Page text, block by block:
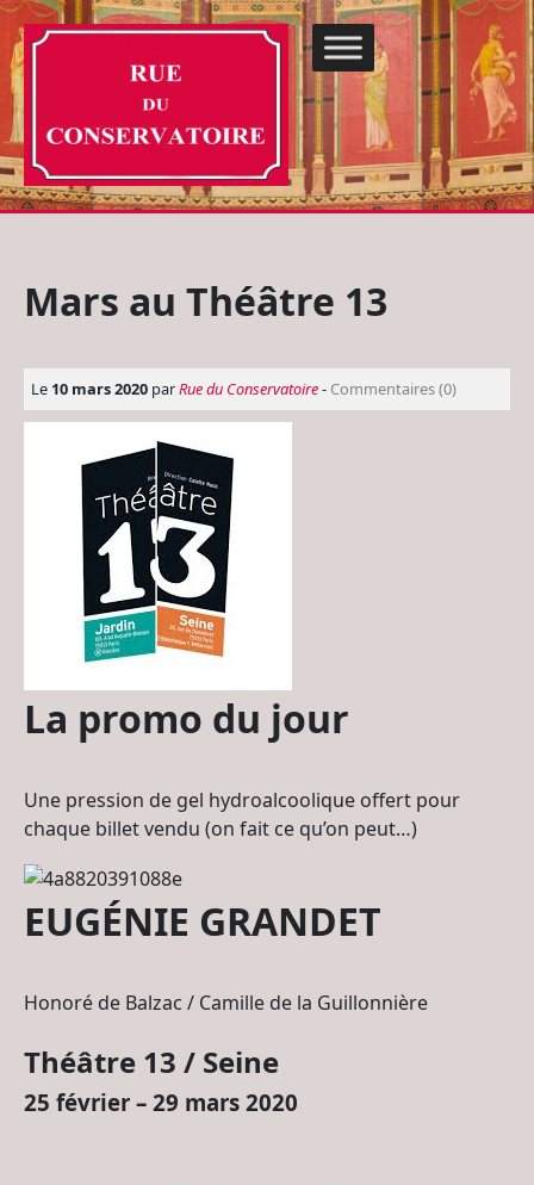
Mars au Théâtre 13
Le 10 mars 2020 parRue du Conservatoire- Commentaires (0)
La promo du jour
Une pression de gel hydroalcoolique offert pour
chaque billet vendu (on fait ce qu’on peut…)
EUGÉNIE GRANDET
Honoré de Balzac / Camille de la Guillonnière
Théâtre 13 / Seine
25 février – 29 mars 2020